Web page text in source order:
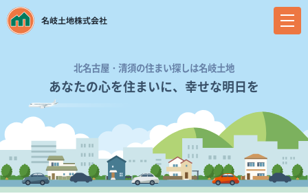
北名古屋・清須の住まい探しは名岐土地
あなたの心を住まいに、幸せな明日を